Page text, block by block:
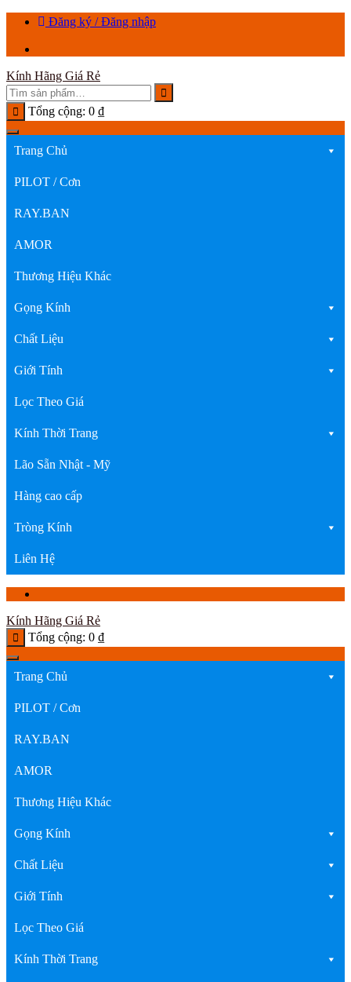
Chuyển
dung
Đăng ký / Đăng nhập
Kính Hãng Giá Rẻ
Tổng cộng: 0 ₫
Trang Chủ
PILOT / Cơn
RAY.BAN
AMOR
Thương Hiệu Khác
Gọng Kính
Chất Liệu
Giới Tính
Lọc Theo Giá
Kính Thời Trang
Lão Sẵn Nhật - Mỹ
Hàng cao cấp
Tròng Kính
Liên Hệ
Kính Hãng Giá Rẻ
Tổng cộng: 0 ₫
Trang Chủ
PILOT / Cơn
RAY.BAN
AMOR
Thương Hiệu Khác
Gọng Kính
Chất Liệu
Giới Tính
Lọc Theo Giá
Kính Thời Trang